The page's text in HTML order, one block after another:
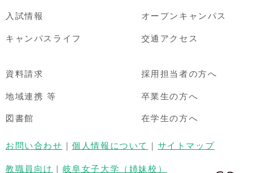
入試情報
キャンパスライフ
オープンキャンパス
交通アクセス
資料請求
地域連携 等
図書館
採用担当者の方へ
卒業生の方へ
在学生の方へ
お問い合わせ ｜個人情報について サイトマップ
教職員向け 岐阜女子大学（姉妹校）